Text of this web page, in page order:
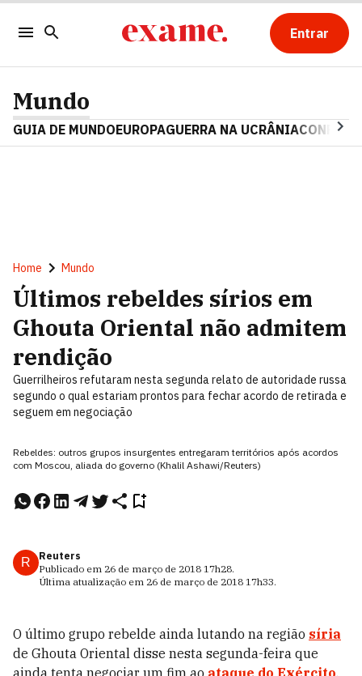
Entrar
Mundo
GUIA DE MUNDOEUROPAGUERRA NA UCRÂNIA
Home Mundo
Últimos rebeldes sírios em
Ghouta Oriental não admitem
rendição
Guerrilheiros refutaram nesta segunda relato de autoridade russa
segundo o qual estariam prontos para fechar acordo de retirada e
seguem em negociação
Rebeldes: outros grupos insurgentes entregaram territórios após acordos
com Moscou, aliada do governo (Khalil Ashawi/Reuters)
R
Reuters
Publicado em 26 de março de 2018 17h28.
Última atualização em 26 de março de 2018 17h33.
O último grupo rebelde ainda lutando na região síria
de Ghouta Oriental disse nesta segunda-feira que
ainda tenta negociar um fim ao ataque do Exército,